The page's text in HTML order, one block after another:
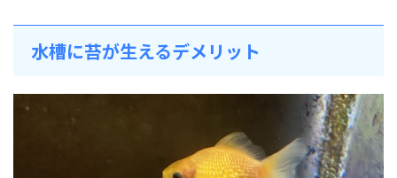
水槽に苔が生えるデメリット